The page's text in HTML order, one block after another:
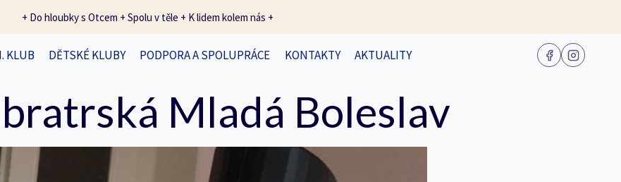
+ Do hloubky s Otcem + Spolu v těle + K lidem kolem nás +
KLUB DĚTSKÉ KLUBY PODPORA A SPOLUPRÁCE KONTAKTY AKTUALITY
Mladá Boleslav